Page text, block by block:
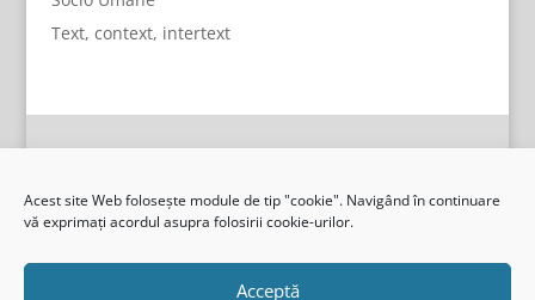
Acest site Web folosește module de tip "cookie". Navigând în continuare
vă exprimați acordul asupra folosirii cookie-urilor.
Acceptă
Text, context, intertext